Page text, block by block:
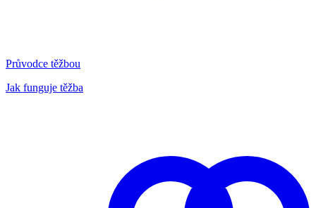
Průvodce těžbou
Jak funguje těžba